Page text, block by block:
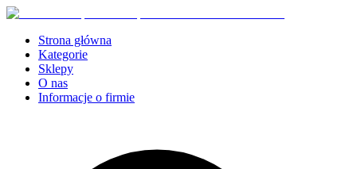
Strona główna
Kategorie
Sklepy
O nas
Informacje o firmie